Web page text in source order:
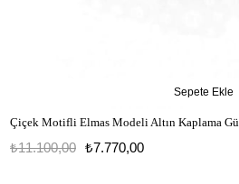
Çiçek Motifli Elmas Modeli Altın Kaplama
₺7.770,00
₺11.100,00
Sepete Ekle